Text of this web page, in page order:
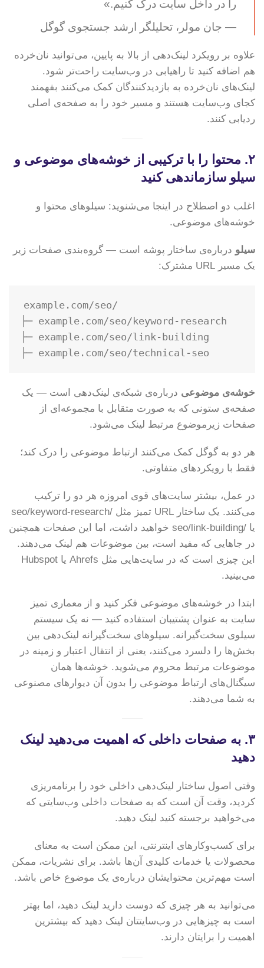
را در داخل سایت درک کنیم.»
— جان مولر، تحلیلگر ارشد جستجوی گوگل
علاوه بر رویکرد لینک‌دهی از بالا به پایین، می‌توانید نان‌خرده
هم اضافه کنید تا راهیابی در وب‌سایت راحت‌تر شود.
لینک‌های نان‌خرده به بازدیدکنندگان کمک می‌کنند بفهمند
کجای وب‌سایت هستند و مسیر خود را به صفحه‌ی اصلی
ردیابی کنند.
۲. محتوا را با ترکیبی از خوشه‌های موضوعی و
سیلو سازماندهی کنید
اغلب دو اصطلاح در اینجا می‌شنوید: سیلوهای محتوا و
خوشه‌های موضوعی.
سیلو درباره‌ی ساختار پوشه است — گروه‌بندی صفحات زیر
یک مسیر URL مشترک:
example.com/seo/
├─ example.com/seo/keyword-research
├─ example.com/seo/link-building
خوشه‌ی موضوعی درباره‌ی شبکه‌ی لینک‌دهی است — یک
صفحه‌ی ستونی که به صورت متقابل با مجموعه‌ای از
صفحات زیرموضوع مرتبط لینک می‌شود.
هر دو به گوگل کمک می‌کنند ارتباط موضوعی را درک کند؛
فقط با رویکردهای متفاوتی.
در عمل، بیشتر سایت‌های قوی امروزه هر دو را ترکیب
می‌کنند. یک ساختار URL تمیز مثل /seo/keyword-research
یا /seo/link-building خواهید داشت، اما این صفحات همچنین
در جاهایی که مفید است، بین موضوعات هم لینک می‌دهند.
این چیزی است که در سایت‌هایی مثل Ahrefs یا Hubspot
می‌بینید.
ابتدا در خوشه‌های موضوعی فکر کنید و از معماری تمیز
سایت به عنوان پشتیبان استفاده کنید — نه یک سیستم
سیلوی سخت‌گیرانه. سیلوهای سخت‌گیرانه لینک‌دهی بین
بخش‌ها را دلسرد می‌کنند، یعنی از انتقال اعتبار و زمینه در
موضوعات مرتبط محروم می‌شوید. خوشه‌ها همان
سیگنال‌های ارتباط موضوعی را بدون آن دیوارهای مصنوعی
به شما می‌دهند.
۳. به صفحات داخلی که اهمیت می‌دهید لینک
دهید
وقتی اصول ساختار لینک‌دهی داخلی خود را برنامه‌ریزی
کردید، وقت آن است که به صفحات داخلی وب‌سایتی که
می‌خواهید برجسته کنید لینک دهید.
برای کسب‌وکارهای اینترنتی، این ممکن است به معنای
محصولات یا خدمات کلیدی آن‌ها باشد. برای نشریات، ممکن
است مهم‌ترین محتوایشان درباره‌ی یک موضوع خاص باشد.
می‌توانید به هر چیزی که دوست دارید لینک دهید، اما بهتر
است به چیزهایی در وب‌سایتتان لینک دهید که بیشترین
اهمیت را برایتان دارند.